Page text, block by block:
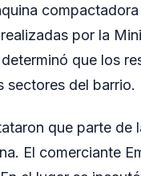
por la
que los
sectores del barrio.
que parte de
El comerciante